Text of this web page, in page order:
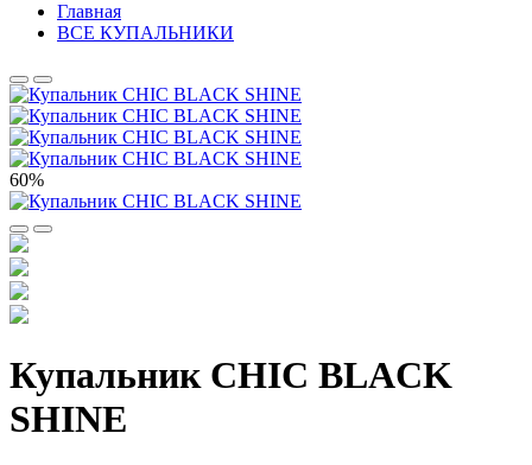
Главная
ВСЕ КУПАЛЬНИКИ
60%
Купальник CHIC BLACK
SHINE